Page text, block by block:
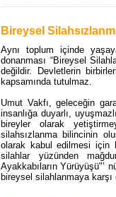
Bireysel
Aynı toplum içinde
donanması “Bireysel
değildir. Devletlerin
kapsamında tutulmaz.
Umut Vakfı, geleceğin
insanlığa duyarlı,
bireyler olarak
silahsızlanma bilincinin
olarak kabul edilmesi için
silahlar yüzünden
Ayakkabıların Yürüyüşü"’
bireysel silahlanmaya